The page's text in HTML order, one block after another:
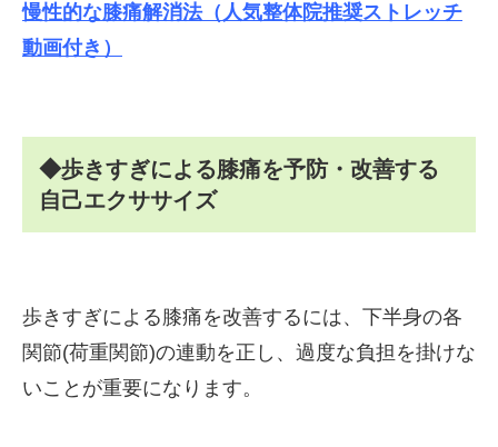
慢性的な膝痛解消法（人気整体院推奨ストレッチ
動画付き）
◆歩きすぎによる膝痛を予防・改善する
自己エクササイズ
歩きすぎによる膝痛を改善するには、下半身の各
関節(荷重関節)の連動を正し、過度な負担を掛けな
いことが重要になります。